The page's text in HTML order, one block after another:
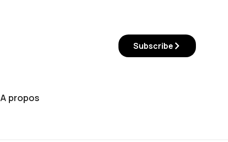
A propos
Subscribe